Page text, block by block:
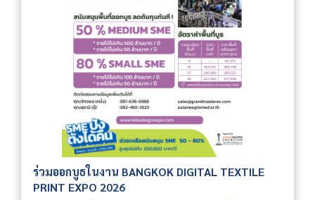
ร่วมออกบูธในงาน BANGKOK DIGITAL TEXTILE
PRINT EXPO 2026